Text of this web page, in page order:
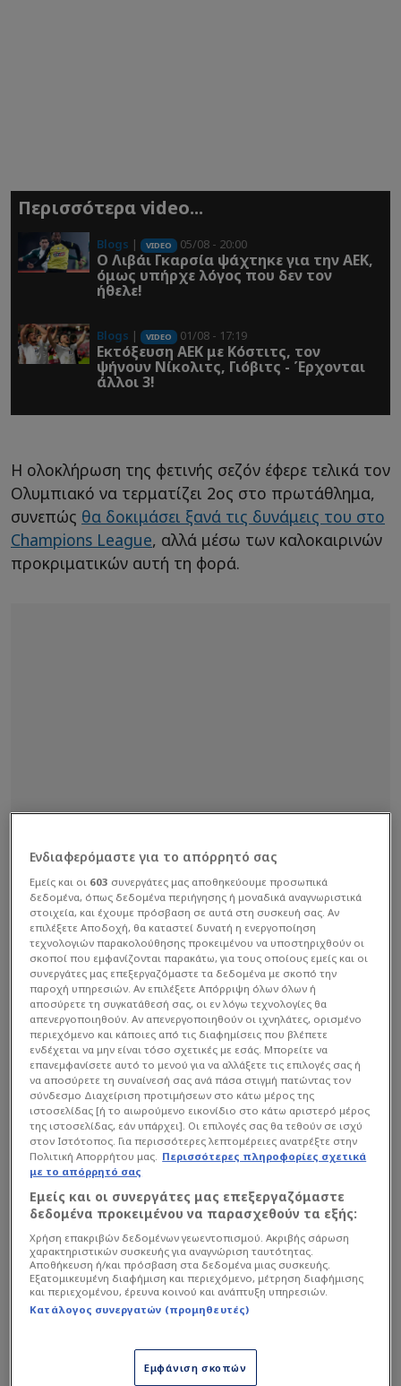
Περισσότερα video...
Blogs | VIDEO 05/08 - 20:00
O Λιβάι Γκαρσία ψάχτηκε για την ΑΕΚ,
όμως υπήρχε λόγος που δεν τον
ήθελε!
Blogs | VIDEO 01/08 - 17:19
Εκτόξευση ΑΕΚ με Κόστιτς, τον
ψήνουν Νίκολιτς, Γιόβιτς - Έρχονται
άλλοι 3!
Η ολοκλήρωση της φετινής σεζόν έφερε τελικά τον
Ολυμπιακό να τερματίζει 2ος στο πρωτάθλημα,
συνεπώς θα δοκιμάσει ξανά τις δυνάμεις του στο
Champions League, αλλά μέσω των καλοκαιρινών
προκριματικών αυτή τη φορά.
Δεν… χρυσώνεται το χάπι επειδή οι Πειραιώτες
εξασφάλισαν την παρουσία τους στην κορυφαία
ευρωπαϊκή διασυλλογική διοργάνωση και αυτό το
γνωρίζει καλά οΧοσέ Λουίς Μεντιλίμπαρ , που με
τις δηλώσεις του μετά το τέλοςτου ισόπαλου 1-1
με την ΑΕΚδεν άφησε καμία παρερμηνεία για το
δικό του μέλλον και συνεχίζει κανονικά στην
τεχνική ηγεσία, έχοντας ανανεώσει το συμβόλαιό
του τον περασμένο χειμώνα.
Ενδιαφερόμαστε για το απόρρητό σας
Εμείς και οι 603 συνεργάτες μας αποθηκεύουμε προσωπικά
δεδομένα, όπως δεδομένα περιήγησης ή μοναδικά αναγνωριστικά
στοιχεία, και έχουμε πρόσβαση σε αυτά στη συσκευή σας. Αν
επιλέξετε Αποδοχή, θα καταστεί δυνατή η ενεργοποίηση
τεχνολογιών παρακολούθησης προκειμένου να υποστηριχθούν οι
σκοποί που εμφανίζονται παρακάτω, για τους οποίους εμείς και οι
συνεργάτες μας επεξεργαζόμαστε τα δεδομένα με σκοπό την
παροχή υπηρεσιών. Αν επιλέξετε Απόρριψη όλων όλων ή
αποσύρετε τη συγκατάθεσή σας, οι εν λόγω τεχνολογίες θα
απενεργοποιηθούν. Αν απενεργοποιηθούν οι ιχνηλάτες, ορισμένο
περιεχόμενο και κάποιες από τις διαφημίσεις που βλέπετε
ενδέχεται να μην είναι τόσο σχετικές με εσάς. Μπορείτε να
επανεμφανίσετε αυτό το μενού για να αλλάξετε τις επιλογές σας ή
να αποσύρετε τη συναίνεσή σας ανά πάσα στιγμή πατώντας τον
σύνδεσμο Διαχείριση προτιμήσεων στο κάτω μέρος της
ιστοσελίδας [ή το αιωρούμενο εικονίδιο στο κάτω αριστερό μέρος
της ιστοσελίδας, εάν υπάρχει]. Οι επιλογές σας θα τεθούν σε ισχύ
στον Ιστότοπος. Για περισσότερες λεπτομέρειες ανατρέξτε στην
Πολιτική Απορρήτου μας. Περισσότερες πληροφορίες σχετικά
με το απόρρητό σας
Εμείς και οι συνεργάτες μας επεξεργαζόμαστε
δεδομένα προκειμένου να παρασχεθούν τα εξής:
Χρήση επακριβών δεδομένων γεωεντοπισμού. Ακριβής σάρωση
χαρακτηριστικών συσκευής για αναγνώριση ταυτότητας.
Αποθήκευση ή/και πρόσβαση στα δεδομένα μιας συσκευής.
Εξατομικευμένη διαφήμιση και περιεχόμενο, μέτρηση διαφήμισης
και περιεχομένου, έρευνα κοινού και ανάπτυξη υπηρεσιών.
Κατάλογος συνεργατών (προμηθευτές)
Εμφάνιση σκοπών